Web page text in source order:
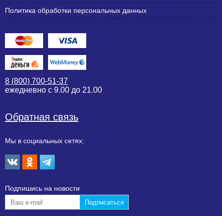
Политика обработки персональных данных
8 (800) 700-51-37
ежедневно с 9.00 до 21.00
Обратная связь
Мы в социальных сетях:
Подпишиcь на новости